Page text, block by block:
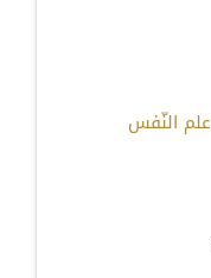
علم النّفس